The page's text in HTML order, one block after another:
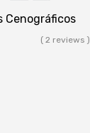
Cenográficos
( 2 reviews )